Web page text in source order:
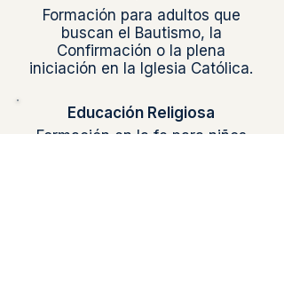
Formación para adultos que
buscan el Bautismo, la
Confirmación o la plena
iniciación en la Iglesia Católica.
Educación Religiosa
Formación en la fe para niños